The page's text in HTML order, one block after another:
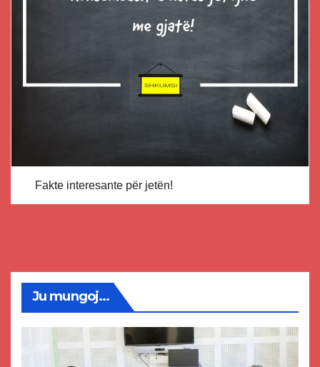
Fakte interesante për jetën!
Ju mungoj...